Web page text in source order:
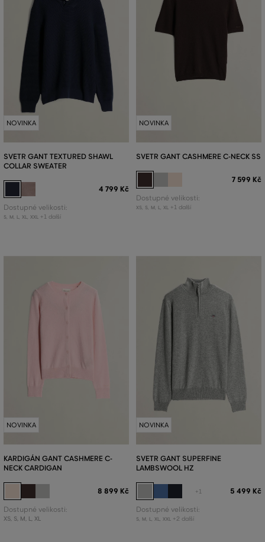
NOVINKA
SVETR GANT TEXTURED SHAWL
COLLAR SWEATER
4 799 Kč
Dostupné velikosti:
S, M L XL XXL +1 další
NOVINKA
SVETR GANT CASHMERE C-NECK SS
7 599 Kč
Dostupné velikosti:
XS, S, M L XL +1 další
NOVINKA
KARDIGÁN GANT CASHMERE C-
NECK CARDIGAN
8 899 Kč
Dostupné velikosti:
XS, S, M, L, XL
NOVINKA
SVETR GANT SUPERFINE
LAMBSWOOL HZ
+1 5 499 Kč
Dostupné velikosti:
S, M L XL XXL +2 další